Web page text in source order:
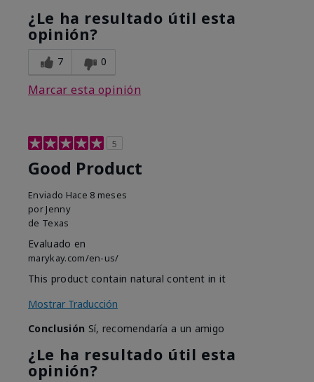
¿Le ha resultado útil esta
opinión?
7 0
Marcar esta opinión
5
Good Product
Enviado Hace 8 meses
por Jenny
de Texas
Evaluado en
marykay.com/en-us/
This product contain natural content in it
Mostrar Traducción
Conclusión Sí, recomendaría a un amigo
¿Le ha resultado útil esta
opinión?